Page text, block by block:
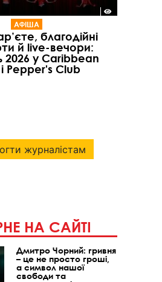
АФІША
благодійні
й live-вечори:
2026 у Caribbean
Pepper's Club
журналістам
НА САЙТІ
Дмитро Чорний: гривня
– це не просто гроші,
а символ нашої
свободи та